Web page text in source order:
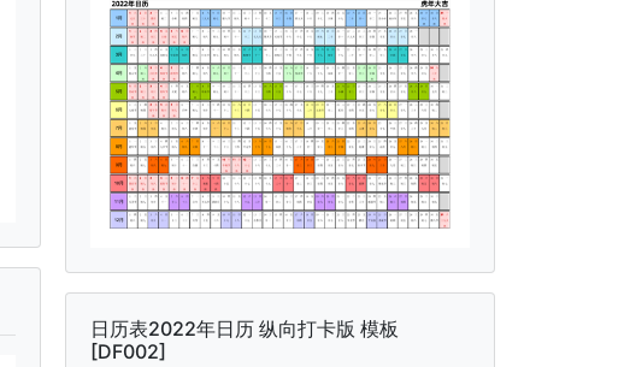
日历表2022年日历 纵向打卡版 模板
[DF002]